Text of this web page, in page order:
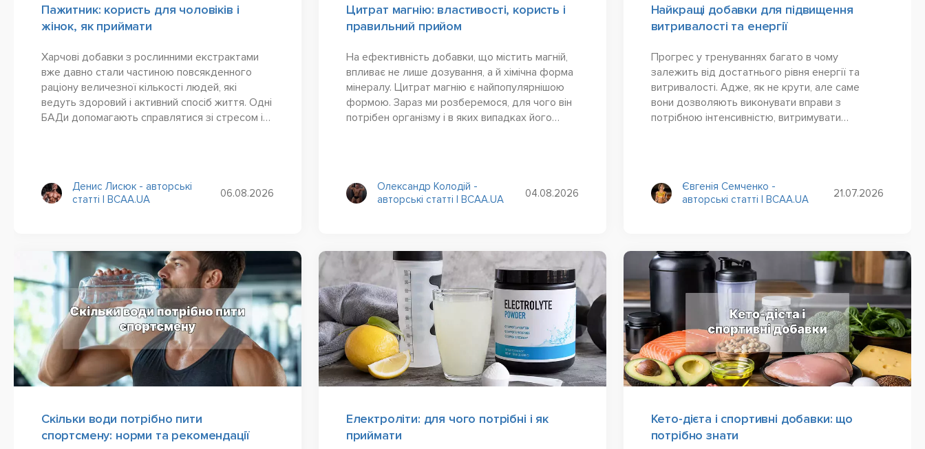
Пажитник: користь для чоловіків і
жінок, як приймати
Харчові добавки з рослинними екстрактами
вже давно стали частиною повсякденного
раціону величезної кількості людей, які
ведуть здоровий і активний спосіб життя. Одні
БАДи допомагають справлятися зі стресом і
Денис Лисюк - авторські
статті | BCAA.UA
06.08.2026
Цитрат магнію: властивості, користь і
правильний прийом
На ефективність добавки, що містить магній,
впливає не лише дозування, а й хімічна форма
мінералу. Цитрат магнію є найпопулярнішою
формою. Зараз ми розберемося, для чого він
потрібен організму і в яких випадках його
Олександр Колодій -
авторські статті | BCAA.UA
04.08.2026
Найкращі добавки для підвищення
витривалості та енергії
Прогрес у тренуваннях багато в чому
залежить від достатнього рівня енергії та
витривалості. Адже, як не крути, але саме
вони дозволяють виконувати вправи з
потрібною інтенсивністю, витримувати
Євгенія Семченко -
авторські статті | BCAA.UA
21.07.2026
Скільки води потрібно пити
спортсмену: норми та рекомендації
Електроліти: для чого потрібні і як
приймати
Кето-дієта і спортивні добавки: що
потрібно знати